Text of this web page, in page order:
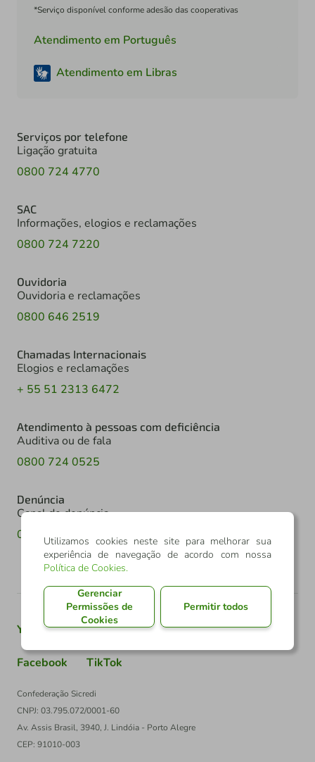
*Serviço disponível conforme adesão das cooperativas
Atendimento em Português
Atendimento em Libras
Serviços por telefone
Ligação gratuita
0800 724 4770
SAC
Informações, elogios e reclamações
0800 724 7220
Ouvidoria
Ouvidoria e reclamações
0800 646 2519
Chamadas Internacionais
Elogios e reclamações
+ 55 51 2313 6472
Atendimento à pessoas com deficiência
Auditiva ou de fala
0800 724 0525
Denúncia
Canal de denúncia
0800 602 6918
Youtube Twitter Linkedin Instagram
Facebook TikTok
Confederação Sicredi
CNPJ: 03.795.072/0001-60
Av. Assis Brasil, 3940, J. Lindóia - Porto Alegre
CEP: 91010-003
Utilizamos cookies neste site para melhorar sua
experiência de navegação de acordo com nossa
Política de Cookies.
Gerenciar
Permissões de
Cookies
Permitir todos